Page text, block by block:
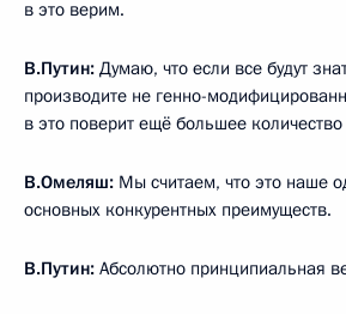
в это верим.
В.Путин: Думаю, что если все будут
производите не генно-
в это поверит ещё большее количество
В.Омеляш: Мы считаем, что это наше
основных конкурентных преимуществ.
В.Путин: Абсолютно принципиальная